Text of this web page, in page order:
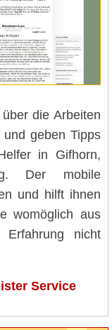
die Arbeiten
geben Tipps
in Gifhorn,
Der mobile
und hilft ihnen
womöglich aus
Erfahrung nicht
Service